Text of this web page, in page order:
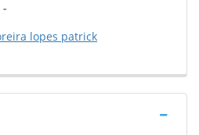
lopes patrick